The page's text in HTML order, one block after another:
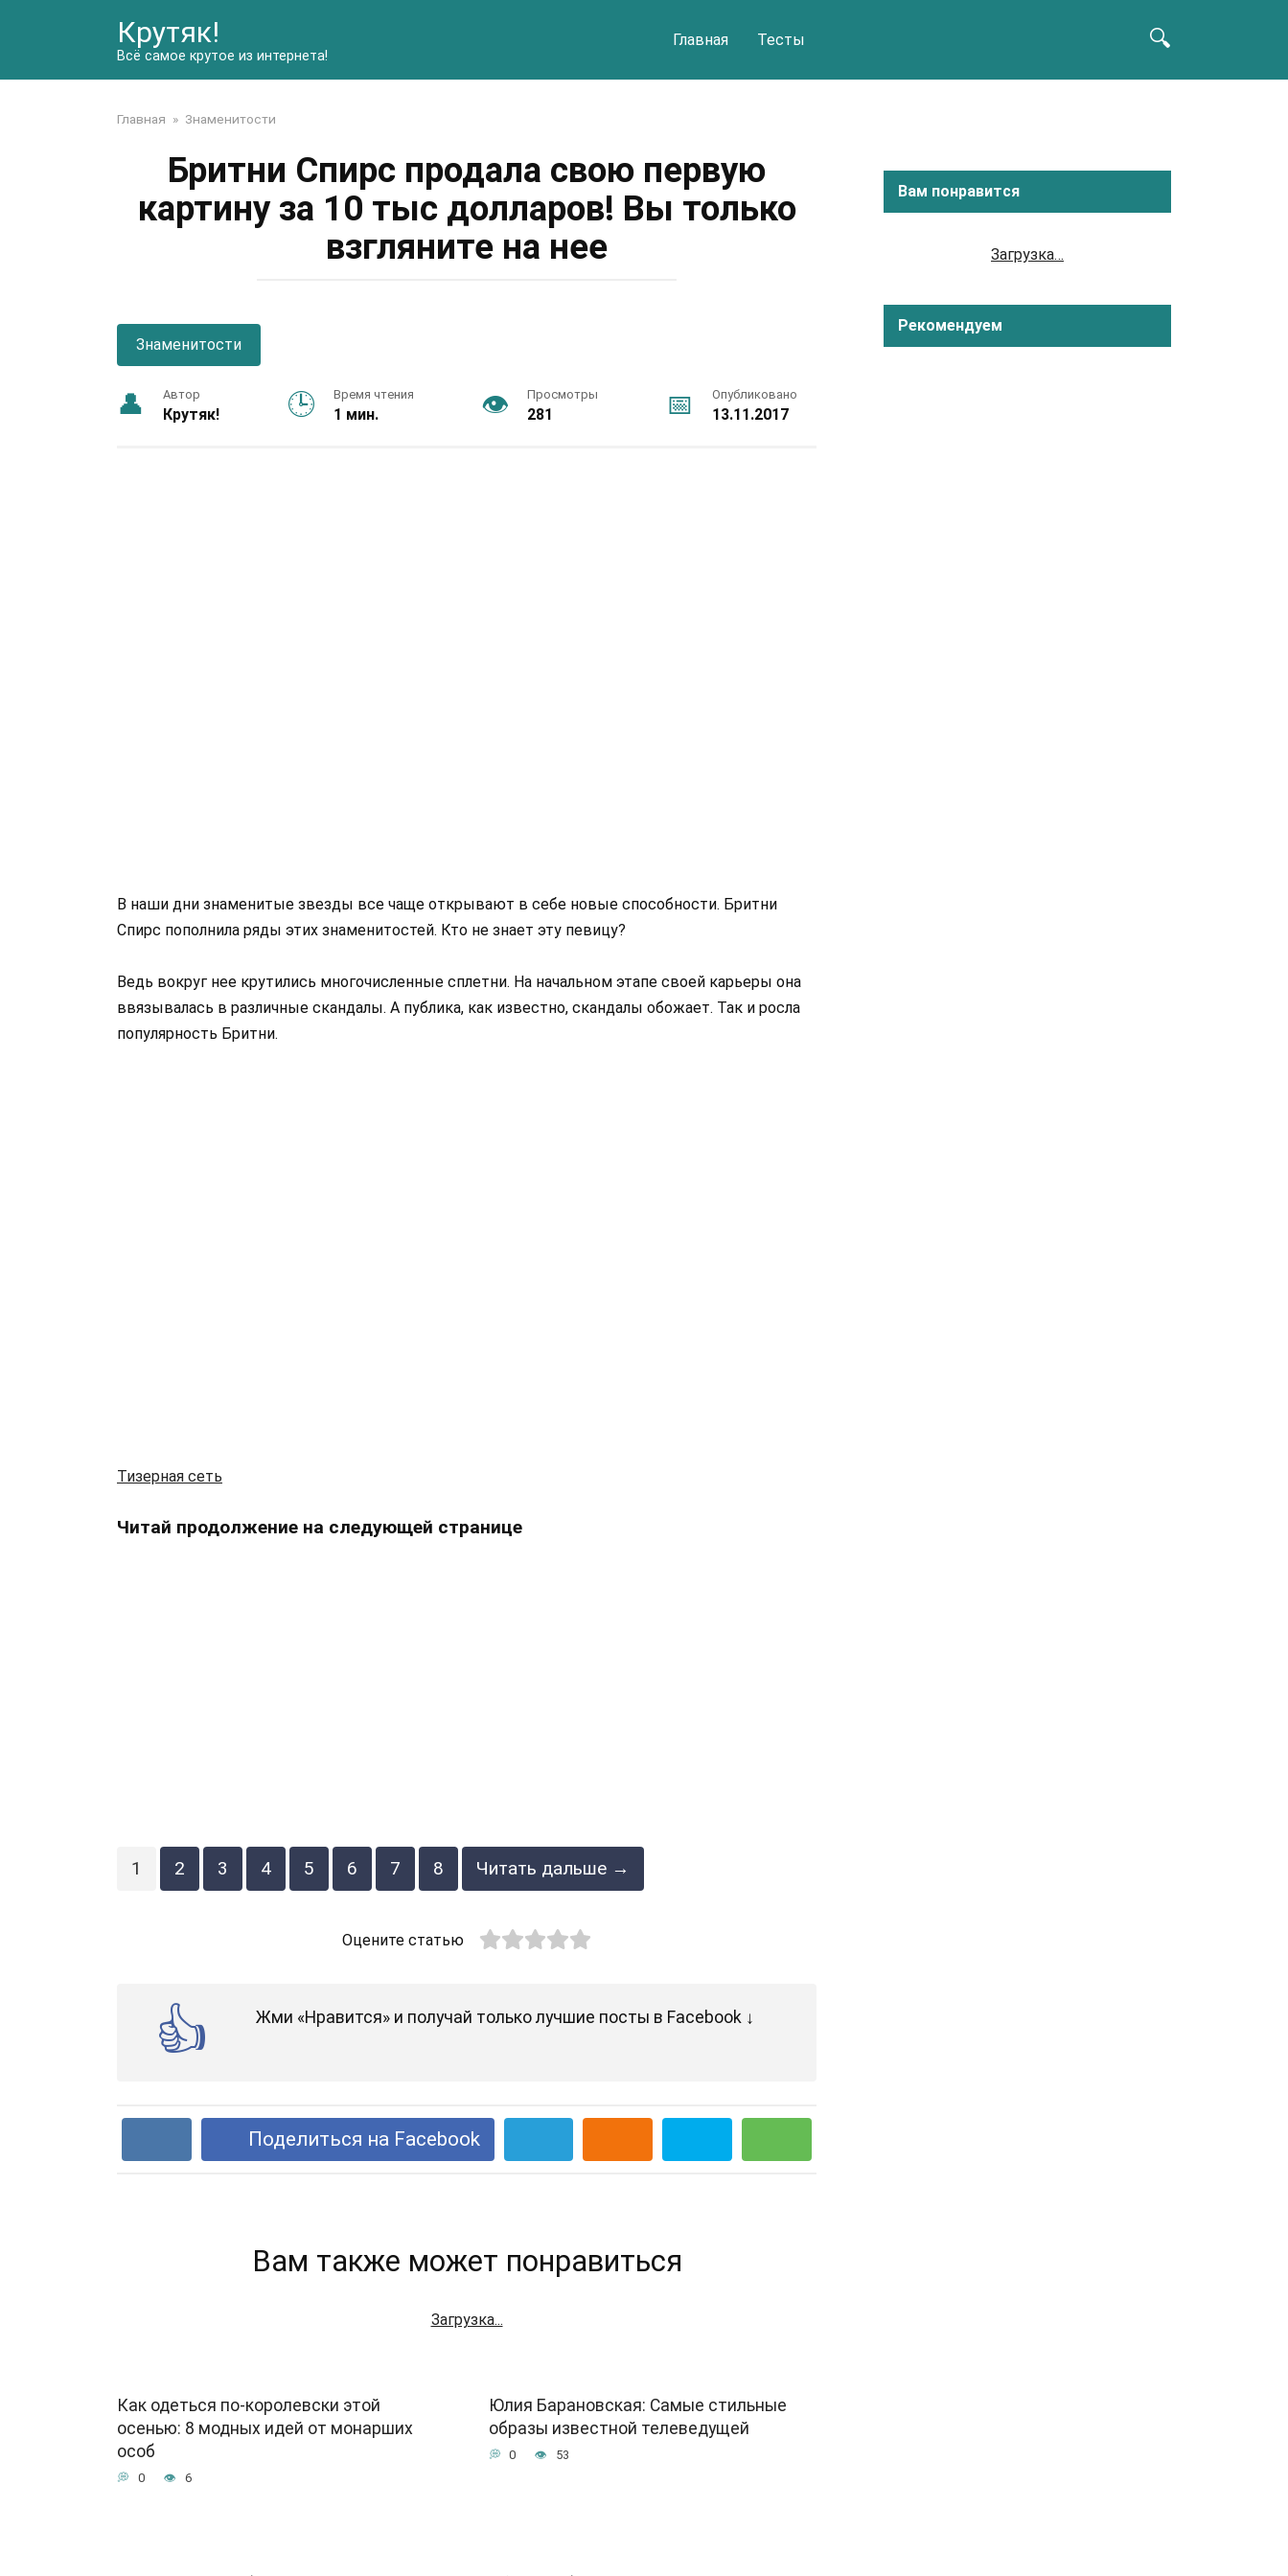
Крутяк!
Всё самое крутое из интернета!
Главная Тесты
Главная » Знаменитости
Бритни Спирс продала свою первую
картину за 10 тыс долларов! Вы только
взгляните на нее
Знаменитости
Автор
Крутяк!
Время чтения
1 мин.
Просмотры
281
Опубликовано
13.11.2017
В наши дни знаменитые звезды все чаще открывают в себе новые способности. Бритни
Спирс пополнила ряды этих знаменитостей. Кто не знает эту певицу?
Ведь вокруг нее крутились многочисленные сплетни. На начальном этапе своей карьеры она
ввязывалась в различные скандалы. А публика, как известно, скандалы обожает. Так и росла
популярность Бритни.
Тизерная сеть
Читай продолжение на следующей странице
1 2 3 4 5 6 7 8 Читать дальше →
Оцените статью
Жми «Нравится» и получай только лучшие посты в Facebook ↓
Поделиться на Facebook
Вам также может понравиться
Загрузка...
Как одеться по-королевски этой
осенью: 8 модных идей от монарших
особ
0 6
Юлия Барановская: Самые стильные
образы известной телеведущей
0 53
Вам понравится
Загрузка…
Рекомендуем